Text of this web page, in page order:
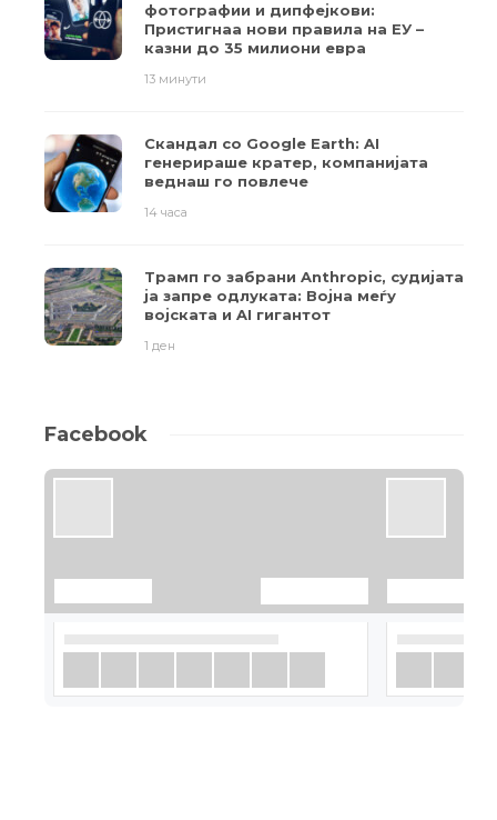
фотографии и дипфејкови:
Пристигнаа нови правила на ЕУ –
казни до 35 милиони евра
13 минути
Скандал со Google Earth: AI
генерираше кратер, компанијата
веднаш го повлече
14 часа
Трамп го забрани Anthropic, судијата
ја запре одлуката: Војна меѓу
војската и AI гигантот
1 ден
Facebook